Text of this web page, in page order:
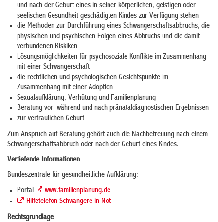
und nach der Geburt eines in seiner körperlichen, geistigen oder
seelischen Gesundheit geschädigten Kindes zur Verfügung stehen
die Methoden zur Durchführung eines Schwangerschaftsabbruchs, die
physischen und psychischen Folgen eines Abbruchs und die damit
verbundenen Riskiken
Lösungsmöglichkeiten für psychosoziale Konflikte im Zusammenhang
mit einer Schwangerschaft
die rechtlichen und psychologischen Gesichtspunkte im
Zusammenhang mit einer Adoption
Sexualaufklärung, Verhütung und Familienplanung
Beratung vor, während und nach pränataldiagnostischen Ergebnissen
zur vertraulichen Geburt
Zum Anspruch auf Beratung gehört auch die Nachbetreuung nach einem
Schwangerschaftsabbruch oder nach der Geburt eines Kindes.
Vertiefende Informationen
Bundeszentrale für gesundheitliche Aufklärung:
Portal
www.familienplanung.de
Hilfetelefon Schwangere in Not
Rechtsgrundlage